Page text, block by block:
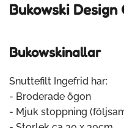
Bukowski Design
Bukowskinallar
Snuttefilt Ingefrid har:
- Broderade ögon
- Mjuk stoppning